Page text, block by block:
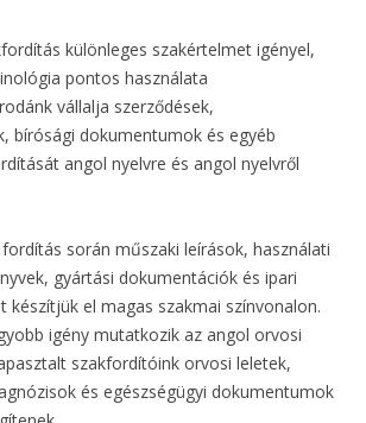
különleges szakértelmet igényel,
pontos használata
vállalja szerződések,
bírósági dokumentumok és egyéb
angol nyelvre és angol nyelvről
során műszaki leírások, használati
gyártási dokumentációk és ipari
készítjük el magas szakmai színvonalon.
igény mutatkozik az angol orvosi
szakfordítóink orvosi leletek,
és egészségügyi dokumentumok